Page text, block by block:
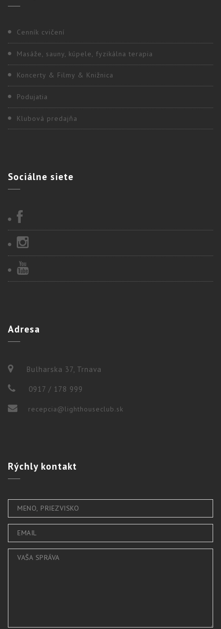
Cenník cvičení
Masáže, sauny, kúpele, fyzikálna terapia
Koncerty & Filmy & Knižnica
Podujatia
Klubová predajňa
Sociálne siete
Adresa
Bulharska 37, Trnava
0917 / 178 999
recepcia@lighthouseclub.sk
Rýchlykontakt